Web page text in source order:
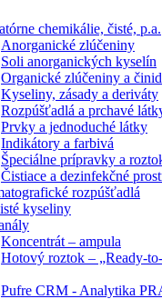
chemikálie, čisté, p.a.
Anorganické zlúčeniny
Soli anorganických kyselín
Organické zlúčeniny a
Kyseliny, zásady a deriváty
Rozpúšťadlá a prchavé
Prvky a jednoduché látky
Indikátory a farbivá
Špeciálne prípravky a
Čistiace a dezinfekčné
rozpúšťadlá
kyseliny
Koncentrát – ampula
Hotový roztok – „Ready-
Pufre CRM - Analytika